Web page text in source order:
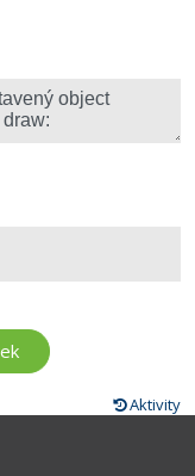
Aktivity